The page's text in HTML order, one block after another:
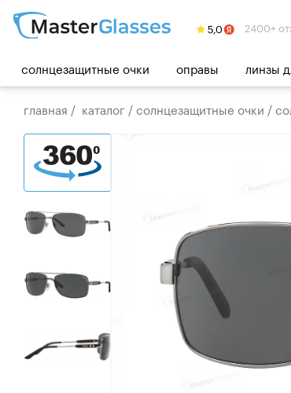
2400+
солнцезащитные очки оправы линзы
главная / каталог /солнцезащитные очки /